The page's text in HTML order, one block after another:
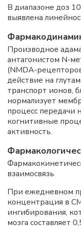
В диапазоне доз
выявлена
Производное
антагонистом N-
(NMDA-
действие на
транспорт ионов,
нормализует
процесс передачи
когнитивные
активность.
взаимосвязь
При ежедневном
концентрация в
ингибирования,
мозга составляет